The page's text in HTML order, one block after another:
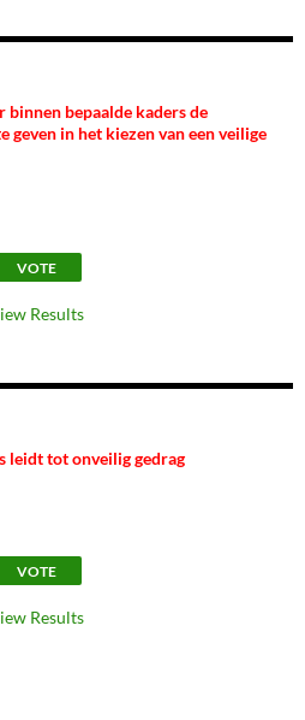
bepaalde kaders de
in het kiezen van een veilige
Results
leidt tot onveilig gedrag
Results